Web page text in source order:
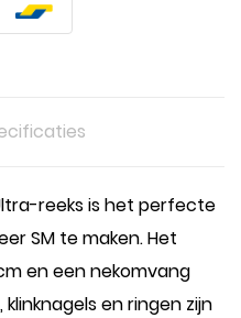
reeks is het perfecte
SM te maken. Het
en een nekomvang
en ringen zijn